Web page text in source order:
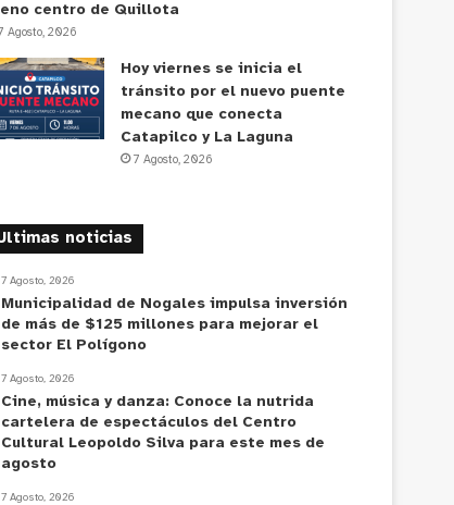
centro de Quillota
Agosto, 2026
Hoy viernes se inicia el
tránsito por el nuevo puente
mecano que conecta
Catapilco y La Laguna
7 Agosto, 2026
noticias
7 Agosto, 2026
Municipalidad de Nogales impulsa inversión
de más de $125 millones para mejorar el
sector El Polígono
7 Agosto, 2026
Cine, música y danza: Conoce la nutrida
cartelera de espectáculos del Centro
Cultural Leopoldo Silva para este mes de
agosto
7 Agosto, 2026